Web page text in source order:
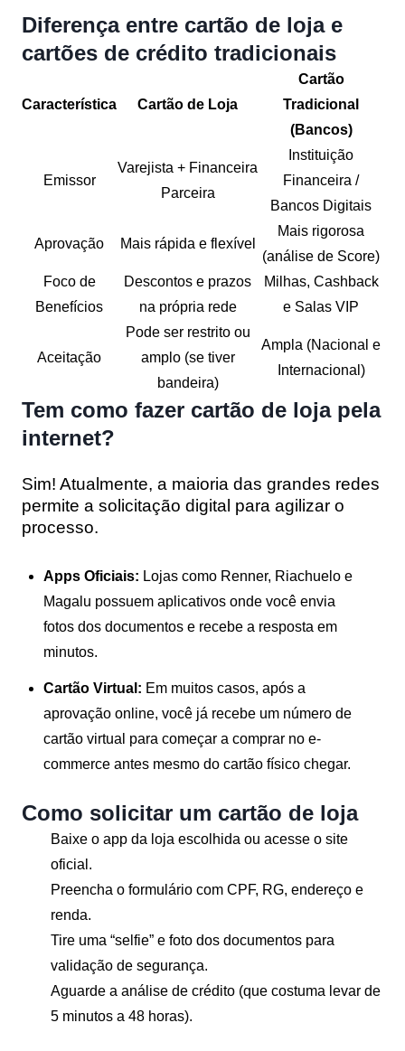
Diferença entre cartão de loja e
cartões de crédito tradicionais
Característica Cartão de Loja
Cartão
Tradicional
(Bancos)
Emissor
Varejista + Financeira
Parceira
Instituição
Financeira /
Bancos Digitais
Aprovação Mais rápida e flexível
Mais rigorosa
(análise de Score)
Foco de
Benefícios
Descontos e prazos
na própria rede
Milhas, Cashback
e Salas VIP
Aceitação
Pode ser restrito ou
amplo (se tiver
bandeira)
Ampla (Nacional e
Internacional)
Tem como fazer cartão de loja pela
internet?
Sim! Atualmente, a maioria das grandes redes
permite a solicitação digital para agilizar o
processo.
Apps Oficiais: Lojas como Renner, Riachuelo e
Magalu possuem aplicativos onde você envia
fotos dos documentos e recebe a resposta em
minutos.
Cartão Virtual: Em muitos casos, após a
aprovação online, você já recebe um número de
cartão virtual para começar a comprar no e-
commerce antes mesmo do cartão físico chegar.
Como solicitar um cartão de loja
Baixe o app da loja escolhida ou acesse o site
oficial.
Preencha o formulário com CPF, RG, endereço e
renda.
Tire uma “selfie” e foto dos documentos para
validação de segurança.
Aguarde a análise de crédito (que costuma levar de
5 minutos a 48 horas).